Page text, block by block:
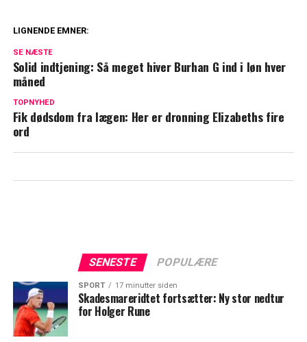
Kate vil ikke tilgive
LIGNENDE EMNER:
SE NÆSTE
Solid indtjening: Så meget hiver Burhan G ind i løn hver
måned
TOPNYHED
Fik dødsdom fra lægen: Her er dronning Elizabeths fire
ord
SENESTE POPULÆRE
SPORT 17 minutter siden
Skadesmareridtet fortsætter: Ny stor nedtur
for Holger Rune